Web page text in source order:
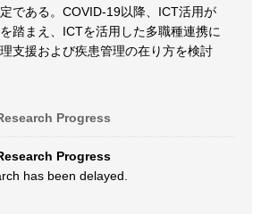
である。COVID-19以降、ICT活用が
踏まえ、ICTを活用した多職種連携に
支援および疾患管理の在り方を検討
Progress
Progress
has been delayed.